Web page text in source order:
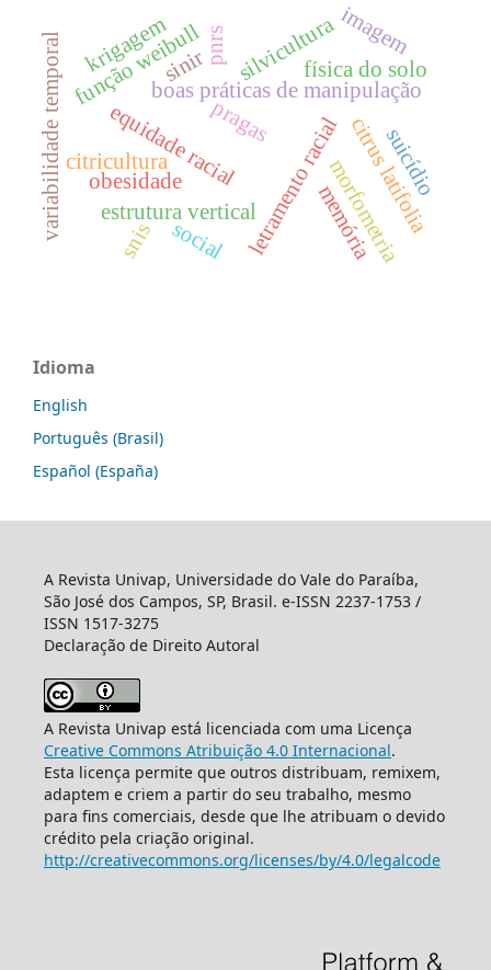
equidade racialletramento racial
boas práticas de manipulação
citrus latifolia
citricultura
pragas
morfometria
estrutura vertical
função weibull silvicultura
obesidade
física do solo
krigagem
variabilidade temporal pnrs
snis
sinir
memória
imagem
social
suicídio
Idioma
English
Português (Brasil)
Español (España)
A Revista Univap, Universidade do Vale do Paraíba,
São José dos Campos, SP, Brasil. e-ISSN 2237-1753 /
ISSN 1517-3275
Declaração de Direito Autoral
A Revista Univap está licenciada com uma Licença
Creative Commons Atribuição 4.0 Internacional.
Esta licença permite que outros distribuam, remixem,
adaptem e criem a partir do seu trabalho, mesmo
para fins comerciais, desde que lhe atribuam o devido
crédito pela criação original.
http://creativecommons.org/licenses/by/4.0/legalcode